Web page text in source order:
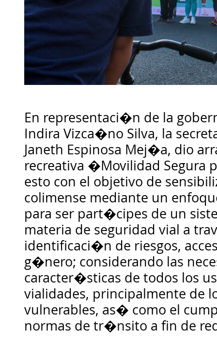
En representaci�n de la
Indira Vizca�no Silva, la
Janeth Espinosa Mej�a, dio
recreativa �Movilidad Segura
esto con el objetivo de
colimense mediante un
para ser part�cipes de un
materia de seguridad vial a
identificaci�n de riesgos,
g�nero; considerando las
caracter�sticas de todos los
vialidades, principalmente de
vulnerables, as� como el
normas de tr�nsito a fin de